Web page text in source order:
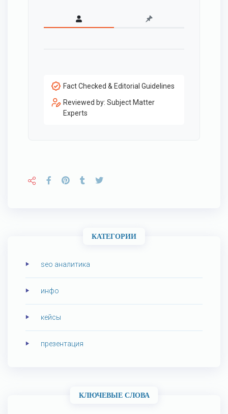
Fact Checked & Editorial Guidelines
Reviewed by: Subject Matter
Experts
КАТЕГОРИИ
seo аналитика
инфо
кейсы
презентация
КЛЮЧЕВЫЕ СЛОВА